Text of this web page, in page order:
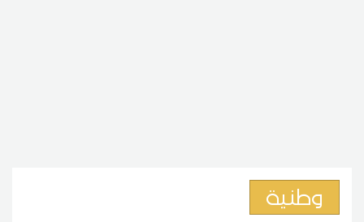
وطنية